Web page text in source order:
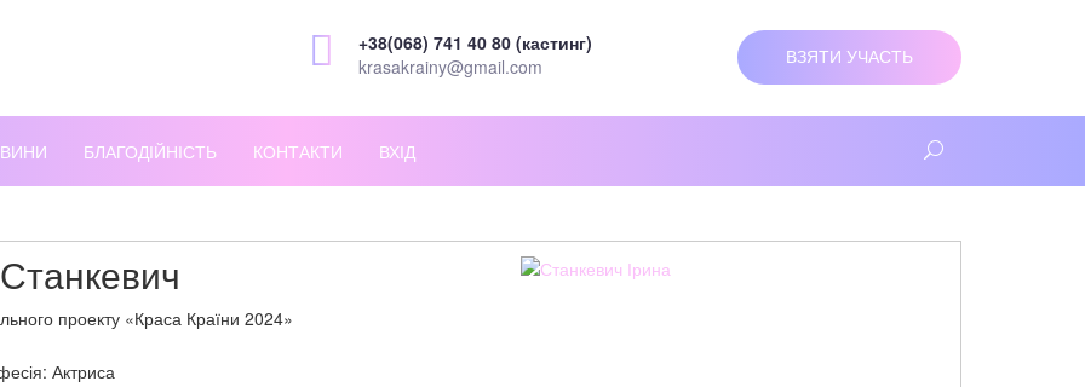
ВЗЯТИ УЧАСТЬ
+38(068) 741 40 80 (кастинг)
krasakrainy@gmail.com
БЛАГОДІЙНІСТЬ КОНТАКТИ ВХІД
проекту «Краса Країни 2024»
Актриса